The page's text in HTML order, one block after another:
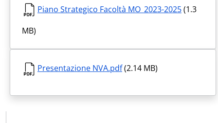
Piano Strategico Facoltà MO_2023-2025(1.3
MB)
Presentazione NVA.pdf(2.14 MB)